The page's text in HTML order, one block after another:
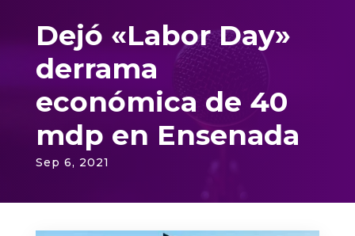
Dejó «Labor Day»
derrama
económica de 40
mdp en Ensenada
Sep 6, 2021